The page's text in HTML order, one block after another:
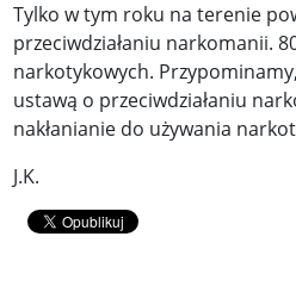
Presja na Izrael rośnie. Kolejny
Powstanie to nie jest zamknięta
Walka z okupantem, walka z
Cyniczne współczucie dla ofiar ...
Tylko w tym roku na terenie
przeciwdziałaniu narkomanii.
narkotykowych.
ustawą o przeciwdziałaniu
nakłanianie do używania
J.K.